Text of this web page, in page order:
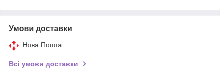
Умови доставки
Нова Пошта
Всі умови доставки